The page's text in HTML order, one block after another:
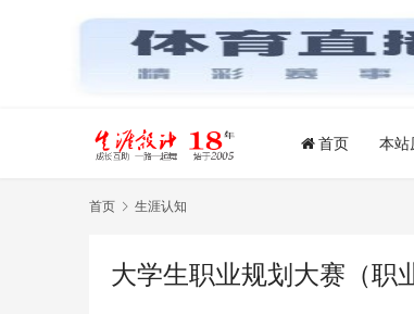
首页 本站
首页 生涯认知
大学生职业规划大赛（职